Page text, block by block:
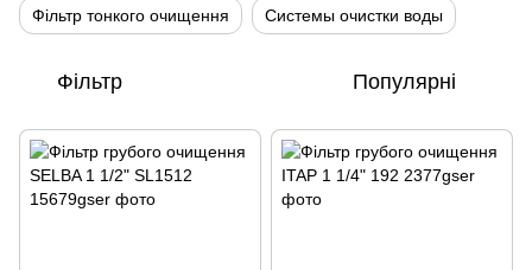
Фільтр тонкого очищення Системы очистки воды
Фільтр Популярні